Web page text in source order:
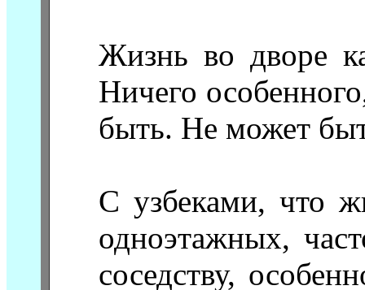
Жизнь во дворе
Ничего
быть. Не может
С узбеками, что
одноэтажных,
соседству,